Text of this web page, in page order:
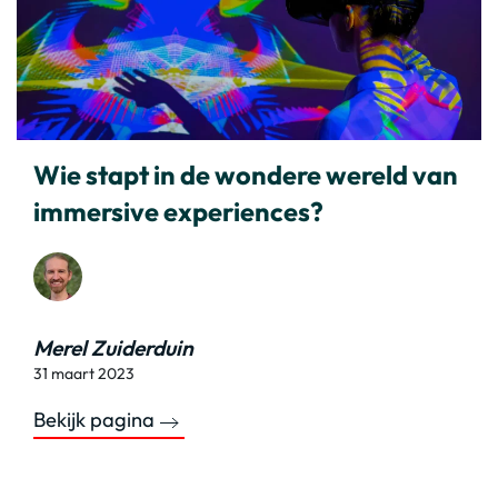
Wie stapt in de wondere wereld van
immersive experiences?
Merel Zuiderduin
31 maart 2023
Bekijk pagina